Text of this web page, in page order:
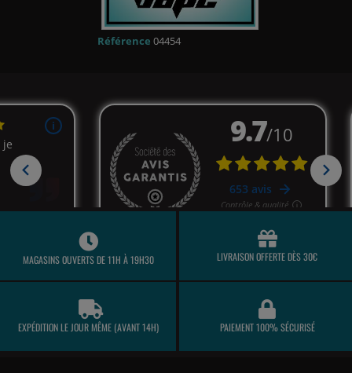
Référence 04454
MAGASINS OUVERTS DE 11H À 19H30 LIVRAISON OFFERTE DÈS 30€
EXPÉDITION LE JOUR MÊME (AVANT 14H) PAIEMENT 100% SÉCURISÉ